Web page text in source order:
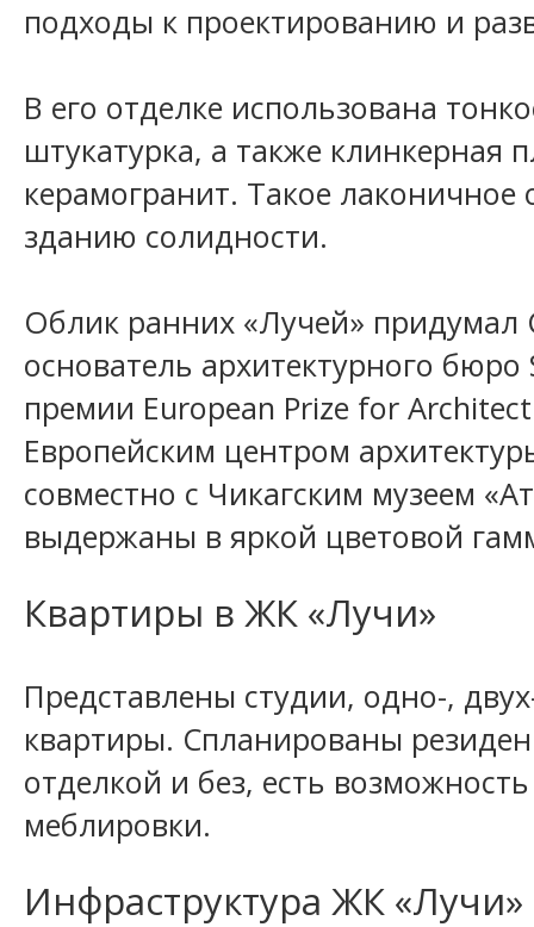
подходы к проектированию и
В его отделке использована
штукатурка, а также клинкерная
керамогранит. Такое
зданию солидности.
Облик ранних «Лучей»
основатель архитектурного бюро
премии European Prize for
Европейским центром
совместно с Чикагским музеем
выдержаны в яркой цветовой
Квартиры в ЖК «Лучи»
Представлены студии, одно-,
квартиры. Спланированы
отделкой и без, есть
меблировки.
Инфраструктура ЖК «Лучи»